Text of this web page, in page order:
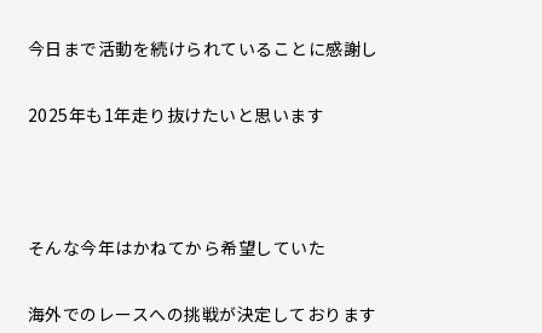
今日まで活動を続けられていることに感謝し
2025年も1年走り抜けたいと思います
そんな今年はかねてから希望していた
海外でのレースへの挑戦が決定しております